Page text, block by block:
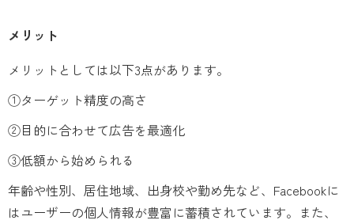
メリット
メリットとしては以下3点があります。
①ターゲット精度の高さ
②目的に合わせて広告を最適化
③低額から始められる
年齢や性別、居住地域、出身校や勤め先など、Facebookに
はユーザーの個人情報が豊富に蓄積されています。また、